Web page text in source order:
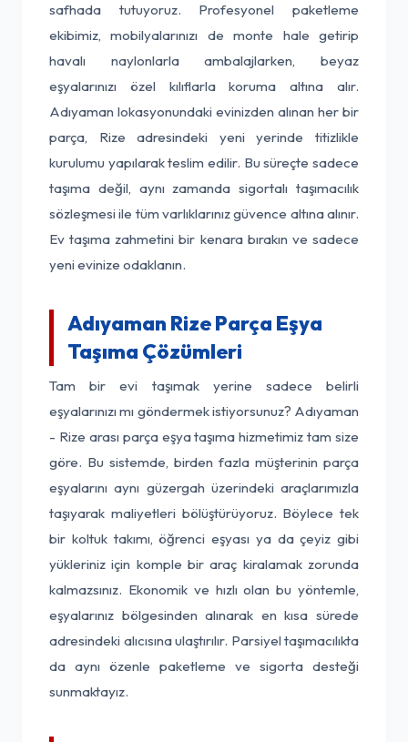
safhada tutuyoruz. Profesyonel paketleme
ekibimiz, mobilyalarınızı de monte hale getirip
havalı naylonlarla ambalajlarken, beyaz
eşyalarınızı özel kılıflarla koruma altına alır.
Adıyaman lokasyonundaki evinizden alınan her bir
parça, Rize adresindeki yeni yerinde titizlikle
kurulumu yapılarak teslim edilir. Bu süreçte sadece
taşıma değil, aynı zamanda sigortalı taşımacılık
sözleşmesi ile tüm varlıklarınız güvence altına alınır.
Ev taşıma zahmetini bir kenara bırakın ve sadece
yeni evinize odaklanın.
Adıyaman Rize Parça Eşya
Taşıma Çözümleri
Tam bir evi taşımak yerine sadece belirli
eşyalarınızı mı göndermek istiyorsunuz? Adıyaman
- Rize arası parça eşya taşıma hizmetimiz tam size
göre. Bu sistemde, birden fazla müşterinin parça
eşyalarını aynı güzergah üzerindeki araçlarımızla
taşıyarak maliyetleri bölüştürüyoruz. Böylece tek
bir koltuk takımı, öğrenci eşyası ya da çeyiz gibi
yükleriniz için komple bir araç kiralamak zorunda
kalmazsınız. Ekonomik ve hızlı olan bu yöntemle,
eşyalarınız bölgesinden alınarak en kısa sürede
adresindeki alıcısına ulaştırılır. Parsiyel taşımacılıkta
da aynı özenle paketleme ve sigorta desteği
sunmaktayız.